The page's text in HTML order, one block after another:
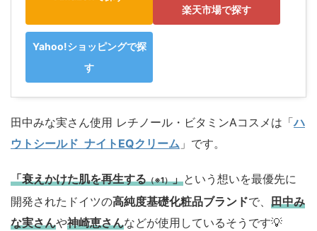
楽天市場で探す
Yahoo!ショッピングで探
す
田中みな実さん使用 レチノール・ビタミンAコスメは「ハ
ウトシールド ナイトEQクリーム 」です。
「衰えかけた肌を再生する（※1）」という想いを最優先に
開発されたドイツの高純度基礎化粧品ブランドで、 田中み
な実さんや神崎恵さんなどが使用しているそうです💡